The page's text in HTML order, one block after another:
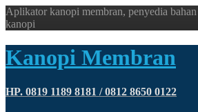
Aplikator kanopi membran, penyedia bahan
kanopi
Kanopi Membran
HP. 0819 1189 8181 / 0812 8650 0122